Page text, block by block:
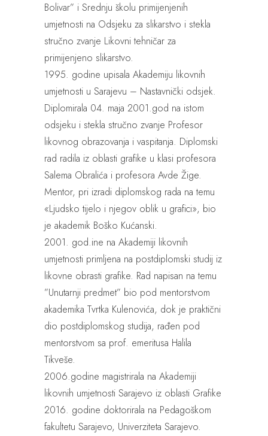
Bolivar” i Srednju školu primijenjenih
umjetnosti na Odsjeku za slikarstvo i stekla
stručno zvanje Likovni tehničar za
primijenjeno slikarstvo.
1995. godine upisala Akademiju likovnih
umjetnosti u Sarajevu – Nastavnički odsjek.
Diplomirala 04. maja 2001.god na istom
odsjeku i stekla stručno zvanje Profesor
likovnog obrazovanja i vaspitanja. Diplomski
rad radila iz oblasti grafike u klasi profesora
Salema Obralića i profesora Avde Žige.
Mentor, pri izradi diplomskog rada na temu
«Ljudsko tijelo i njegov oblik u grafici», bio
je akademik Boško Kućanski.
2001. god.ine na Akademiji likovnih
umjetnosti primljena na postdiplomski studij iz
likovne obrasti grafike. Rad napisan na temu
”Unutarnji predmet” bio pod mentorstvom
akademika Tvrtka Kulenovića, dok je praktični
dio postdiplomskog studija, rađen pod
mentorstvom sa prof. emeritusa Halila
Tikveše.
2006.godine magistrirala na Akademiji
likovnih umjetnosti Sarajevo iz oblasti Grafike
2016. godine doktorirala na Pedagoškom
fakultetu Sarajevo, Univerziteta Sarajevo.